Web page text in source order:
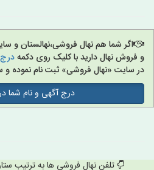
اگر شما هم نهال فروشی،نهالستان و
و فروش نهال دارید با کلیک روی دکمه
در سایت «نهال فروشی» ثبت نام نموده
درج آگهی و نام شما
تلفن نهال فروشی ها به ترتیب